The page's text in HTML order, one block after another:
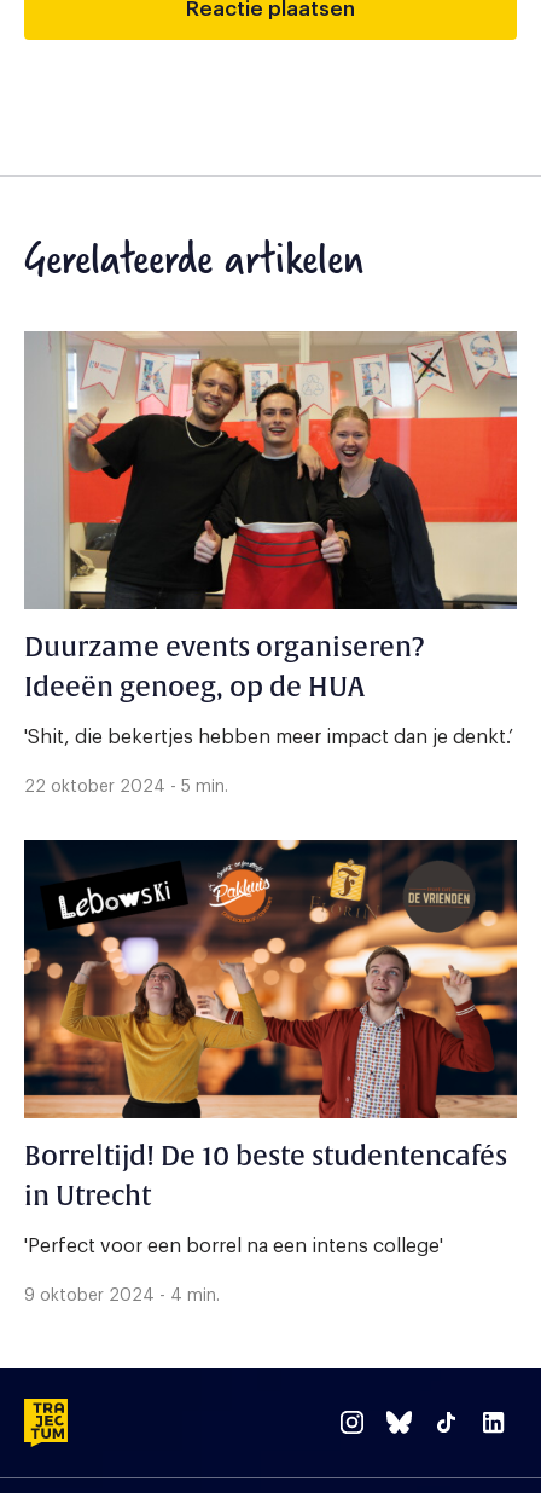
Gerelateerde artikelen
Duurzame events organiseren?
Ideeën genoeg, op de HUA
'Shit, die bekertjes hebben meer impact dan je denkt.’
22 oktober 2024 - 5 min.
Borreltijd! De 10 beste studentencafés
in Utrecht
'Perfect voor een borrel na een intens college'
9 oktober 2024 - 4 min.